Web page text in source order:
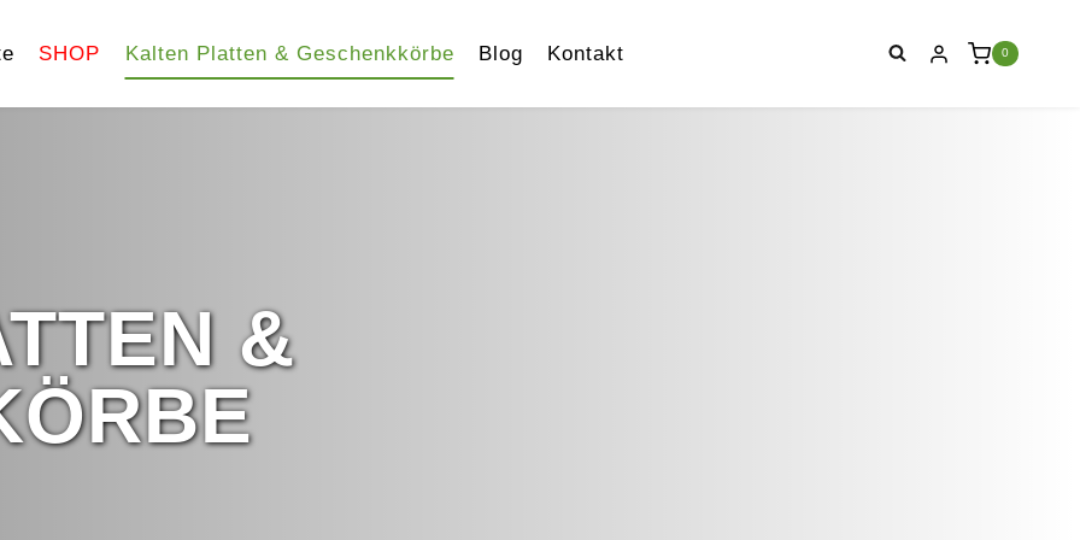
SHOP Kalten Platten & Geschenkkörbe Blog Kontakt 0
&